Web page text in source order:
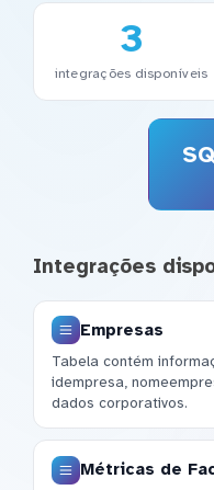
3
integrações disponíveis
Integrações
Empresas
Tabela contém
idempresa,
dados corporativos.
Métricas de